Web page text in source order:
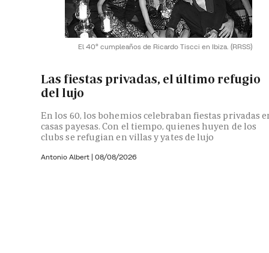
El 40º cumpleaños de Ricardo Tiscci en Ibiza. (RRSS)
Las fiestas privadas, el último refugio
del lujo
En los 60, los bohemios celebraban fiestas privadas
casas payesas. Con el tiempo, quienes huyen de los
clubs se refugian en villas y yates de lujo
Antonio Albert | 08/08/2026